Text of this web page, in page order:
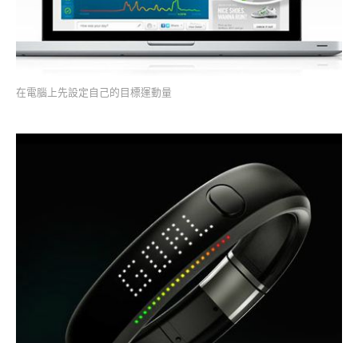
在電腦上先設定自己的目標運動量